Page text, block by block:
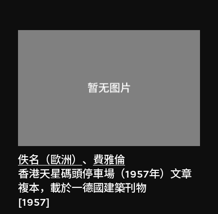
佚名（歐洲） 、 費雅倫
香港天星碼頭停車場（1957年）文章
複本，載於一德國建築刊物
[1957]